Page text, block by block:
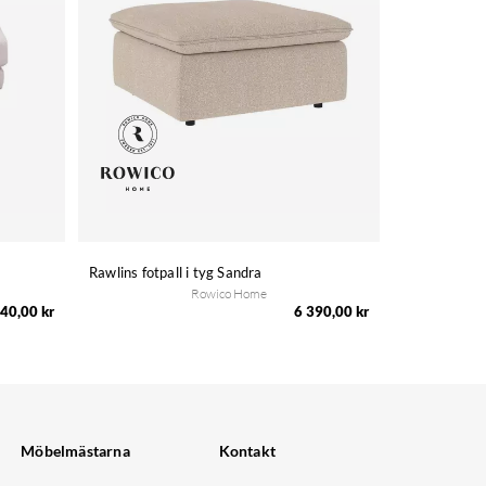
kr
Rawlins fotpall i tyg Sandra
Rowico Home
6 390,00 kr
Möbelmästarna Kontakt